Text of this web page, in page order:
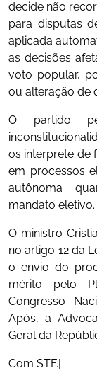
decide não
para disputas
aplicada
as decisões
voto popular,
ou alteração de
O partido
os interprete de
em processos
autônoma
mandato eletivo.
O ministro
no artigo 12 da
o envio do
mérito pelo
Congresso
Após, a
Geral da
Com STF.|